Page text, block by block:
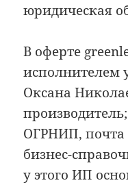
юридическая
В оферте
исполнителем
Оксана
ОГРНИП, почта
бизнес-
у этого ИП